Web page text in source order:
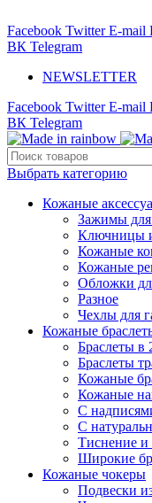
Facebook Twitter E-mail
ВК Telegram
NEWSLETTER
Facebook Twitter E-mail
ВК Telegram
Выбрать категорию
Кожаные
Зажимы для
Ключницы
Кожаные
Кожаные
Обложки
Разное
Чехлы для
Кожаные
Браслеты в
Браслеты
Кожаные
Кожаные
С
С
Тиснение и
Широкие
Кожаные чокеры
Подвески